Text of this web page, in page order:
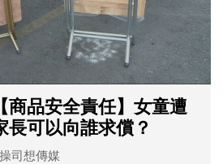
商品安全責任】女童遭
長可以向誰求償？
司想傳媒